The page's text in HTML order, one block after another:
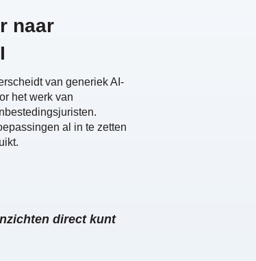
naar
van generiek AI-
het werk van
al in te zetten
direct kunt